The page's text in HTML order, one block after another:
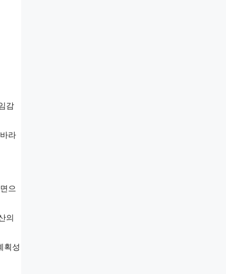
감
라
으
의
획성